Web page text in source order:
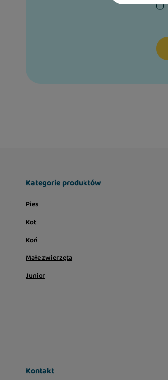
Kategorie produktów
Pies
Kot
Koń
Małe zwierzęta
Junior
Kontakt